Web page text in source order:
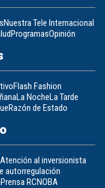
Nuestra Tele Internacional
ProgramasOpinión
Flash Fashion
La NocheLa Tarde
Razón de Estado
Atención al inversionista
autorregulación
Prensa RCNOBA